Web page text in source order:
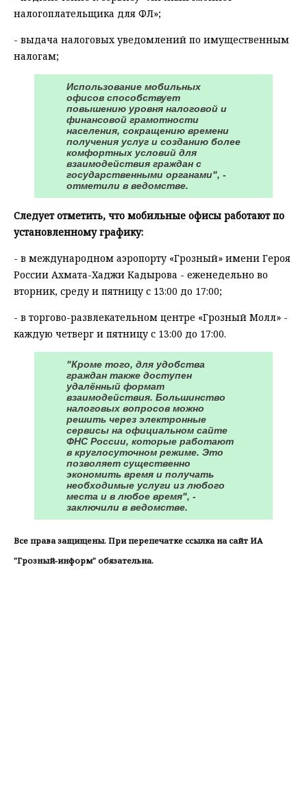
налогоплательщика для ФЛ»;
- выдача налоговых уведомлений по имущественным
налогам;
Использование мобильных
офисов способствует
повышению уровня налоговой и
финансовой грамотности
населения, сокращению времени
получения услуг и созданию более
комфортных условий для
взаимодействия граждан с
государственными органами", -
отметили в ведомстве.
Следует отметить, что мобильные офисы работают по
установленному графику:
- в международном аэропорту «Грозный» имени Героя
России Ахмата-Хаджи Кадырова - еженедельно во
вторник, среду и пятницу с 13:00 до 17:00;
- в торгово-развлекательном центре «Грозный Молл» -
каждую четверг и пятницу с 13:00 до 17:00.
"Кроме того, для удобства
граждан также доступен
удалённый формат
взаимодействия. Большинство
налоговых вопросов можно
решить через электронные
сервисы на официальном сайте
ФНС России, которые работают
в круглосуточном режиме. Это
позволяет существенно
экономить время и получать
необходимые услуги из любого
места и в любое время", -
заключили в ведомстве.
Все права защищены. При перепечатке ссылка на сайт ИА
"Грозный-информ" обязательна.